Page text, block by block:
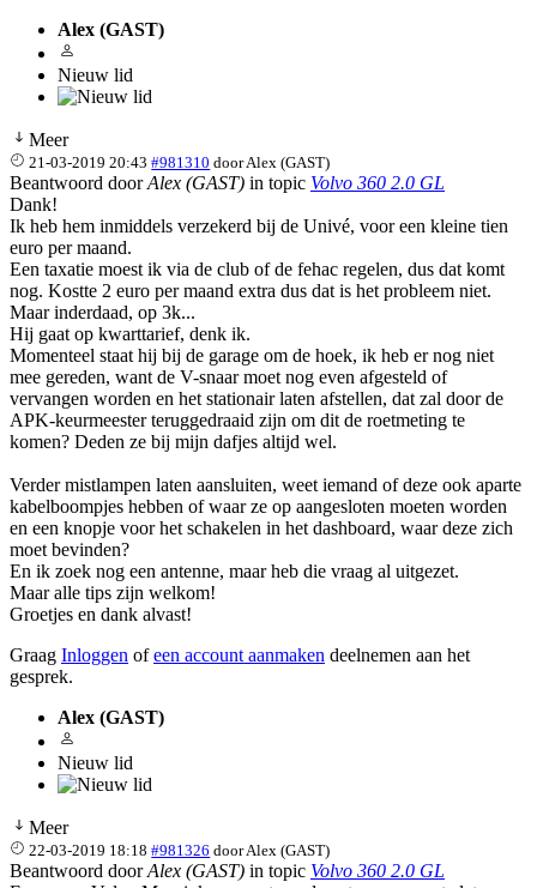
Alex (GAST)
Nieuw lid
Meer
21-03-2019 20:43 #981310 doorAlex (GAST)
Beantwoord doorAlex (GAST) in topic Volvo 360 2.0 GL
Dank!
Ik heb hem inmiddels verzekerd bij de Univé, voor een kleine tien
euro per maand.
Een taxatie moest ik via de club of de fehac regelen, dus dat komt
nog. Kostte 2 euro per maand extra dus dat is het probleem niet.
Maar inderdaad, op 3k...
Hij gaat op kwarttarief, denk ik.
Momenteel staat hij bij de garage om de hoek, ik heb er nog niet
mee gereden, want de V-snaar moet nog even afgesteld of
vervangen worden en het stationair laten afstellen, dat zal door de
APK-keurmeester teruggedraaid zijn om dit de roetmeting te
komen? Deden ze bij mijn dafjes altijd wel.
Verder mistlampen laten aansluiten, weet iemand of deze ook aparte
kabelboompjes hebben of waar ze op aangesloten moeten worden
en een knopje voor het schakelen in het dashboard, waar deze zich
moet bevinden?
En ik zoek nog een antenne, maar heb die vraag al uitgezet.
Maar alle tips zijn welkom!
Groetjes en dank alvast!
Graag Inloggen ofeen account aanmaken deelnemen aan het
gesprek.
Alex (GAST)
Nieuw lid
Meer
22-03-2019 18:18 #981326 doorAlex (GAST)
Beantwoord doorAlex (GAST) in topic Volvo 360 2.0 GL